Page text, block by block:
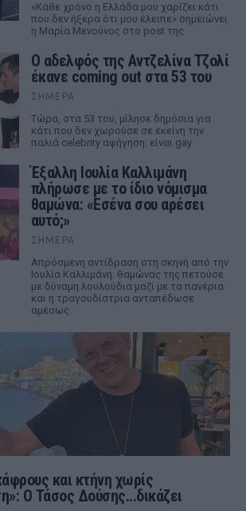
«Κάθε χρόνο η Ελλάδα μου χαρίζει κάτι
που δεν ήξερα ότι μου έλειπε» σημειώνει
η Μαρία Μενούνος στο post της
Ο αδελφός της Αντζελίνα Τζολί
έκανε coming out στα 53 του
ΣΉΜΕΡΑ
Τώρα, στα 53 του, μίλησε δημόσια για
κάτι που δεν χωρούσε σε εκείνη την
παλιά celebrity αφήγηση: είναι gay
Έξαλλη Ιουλία Καλλιμάνη
πλήρωσε με το ίδιο νόμισμα
θαμώνα: «Εσένα σου αρέσει
αυτό;»
ΣΉΜΕΡΑ
Απρόσμενη αντίδραση στη σκηνή από την
Ιουλία Καλλιμάνη: θαμώνας της πετούσε
με δύναμη λουλούδια μαζί με τα πανέρια
και η τραγουδίστρια ανταπέδωσε
αμέσως.
και κτήνη χωρίς
Ο Τάσος Δούσης...δικάζει